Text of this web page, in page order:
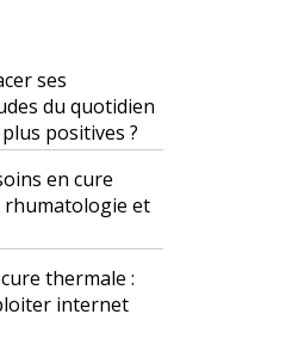
ses
du quotidien
positives ?
en cure
et
thermale :
internet